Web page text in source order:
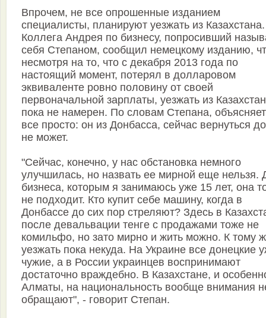
Впрочем, не все опрошенные изданием
специалисты, планируют уезжать из Казахстана.
Коллега Андрея по бизнесу, попросивший
себя Степаном, сообщил немецкому изданию,
несмотря на то, что с декабря 2013 года по
настоящий момент, потерял в долларовом
эквиваленте ровно половину от своей
первоначальной зарплаты, уезжать из
пока не намерен. По словам Степана,
все просто: он из Донбасса, сейчас вернуться
не может.
"Сейчас, конечно, у нас обстановка немного
улучшилась, но назвать ее мирной еще нельзя.
бизнеса, которым я занимаюсь уже 15 лет, она
не подходит. Кто купит себе машину, когда в
Донбассе до сих пор стреляют? Здесь в
после девальвации тенге с продажами тоже не
комильфо, но зато мирно и жить можно. К тому
уезжать пока некуда. На Украине все донецкие
чужие, а в России украинцев воспринимают
достаточно враждебно. В Казахстане, и
Алматы, на национальность вообще внимания
обращают", - говорит Степан.